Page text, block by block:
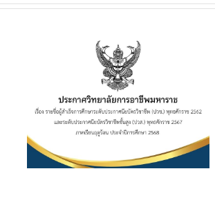
ประกาศวิทยาลัยฯ เรื่อง
เรื่อง กำหนดการ และอัตรา
การจัดเก็บค่าบำรุงการ
ศึกษา ค่าหน่วยกิตรายวิชา
ประจำภาคเรียนที่ 1 ปีการ
ศึกษา 2569